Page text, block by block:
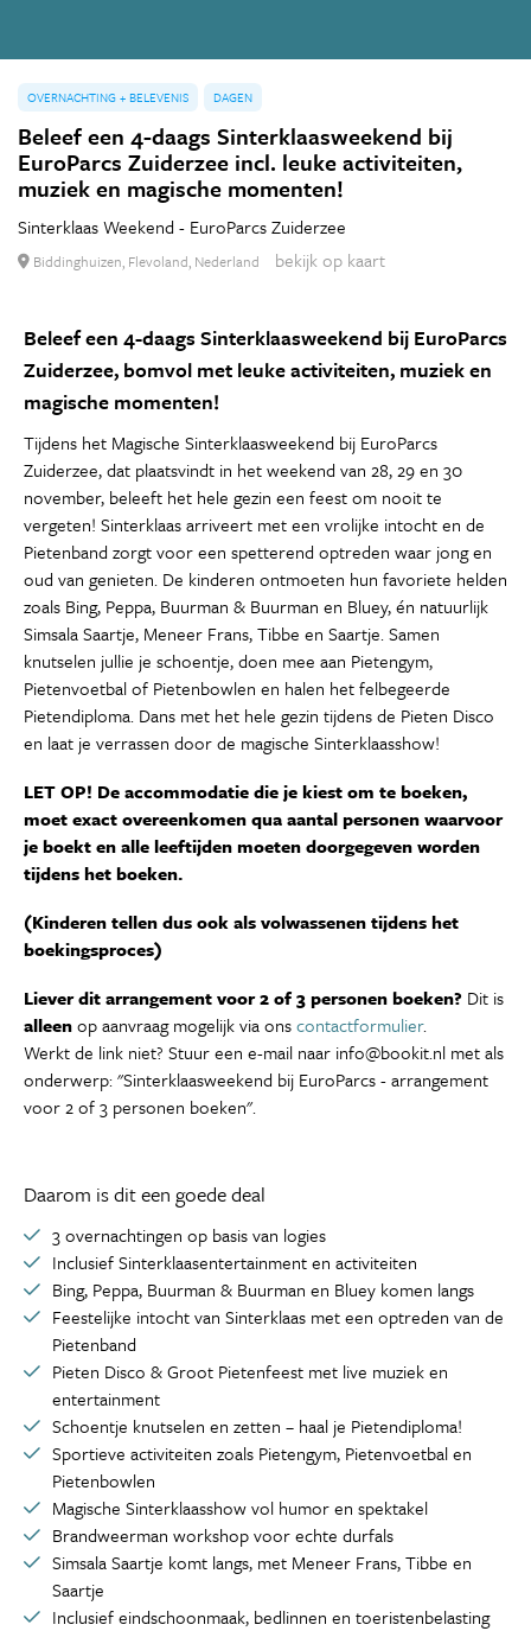
OVERNACHTING + BELEVENIS DAGEN
Beleef een 4-daags Sinterklaasweekend bij
EuroParcs Zuiderzee incl. leuke activiteiten,
muziek en magische momenten!
Sinterklaas Weekend - EuroParcs Zuiderzee
Biddinghuizen, Flevoland, Nederland bekijk op kaart
Beleef een 4-daags Sinterklaasweekend bij EuroParcs
Zuiderzee, bomvol met leuke activiteiten, muziek en
magische momenten!
Tijdens het Magische Sinterklaasweekend bij EuroParcs
Zuiderzee, dat plaatsvindt in het weekend van 28, 29 en 30
november, beleeft het hele gezin een feest om nooit te
vergeten! Sinterklaas arriveert met een vrolijke intocht en de
Pietenband zorgt voor een spetterend optreden waar jong en
oud van genieten. De kinderen ontmoeten hun favoriete helden
zoals Bing, Peppa, Buurman & Buurman en Bluey, én natuurlijk
Simsala Saartje, Meneer Frans, Tibbe en Saartje. Samen
knutselen jullie je schoentje, doen mee aan Pietengym,
Pietenvoetbal of Pietenbowlen en halen het felbegeerde
Pietendiploma. Dans met het hele gezin tijdens de Pieten Disco
en laat je verrassen door de magische Sinterklaasshow!
LET OP! De accommodatie die je kiest om te boeken,
moet exact overeenkomen qua aantal personen waarvoor
je boekt en alle leeftijden moeten doorgegeven worden
tijdens het boeken.
(Kinderen tellen dus ook als volwassenen tijdens het
boekingsproces)
Liever dit arrangement voor 2 of 3 personen boeken? Dit is
alleenop aanvraag mogelijk via onscontactformulier.
Werkt de link niet? Stuur een e-mail naar info@bookit.nl met als
onderwerp: "Sinterklaasweekend bij EuroParcs - arrangement
voor 2 of 3 personen boeken".
Daarom is dit een goede deal
3 overnachtingen op basis van logies
Inclusief Sinterklaasentertainment en activiteiten
Bing, Peppa, Buurman & Buurman en Bluey komen langs
Feestelijke intocht van Sinterklaas met een optreden van de
Pietenband
Pieten Disco & Groot Pietenfeest met live muziek en
entertainment
Schoentje knutselen en zetten – haal je Pietendiploma!
Sportieve activiteiten zoals Pietengym, Pietenvoetbal en
Pietenbowlen
Magische Sinterklaasshow vol humor en spektakel
Brandweerman workshop voor echte durfals
Simsala Saartje komt langs, met Meneer Frans, Tibbe en
Saartje
Inclusief eindschoonmaak, bedlinnen en toeristenbelasting